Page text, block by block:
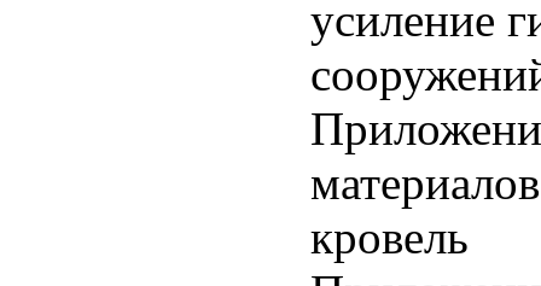
усиление
кровель